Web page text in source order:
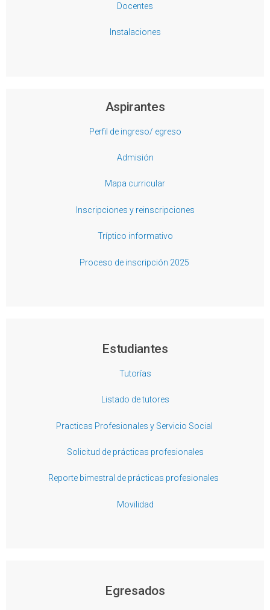
Docentes
Instalaciones
Aspirantes
Perfil de ingreso/ egreso
Admisión
Mapa curricular
Inscripciones y reinscripciones
Tríptico informativo
Proceso de inscripción 2025
Estudiantes
Tutorías
Listado de tutores
Practicas Profesionales y Servicio Social
Solicitud de prácticas profesionales
Reporte bimestral de prácticas profesionales
Movilidad
Egresados